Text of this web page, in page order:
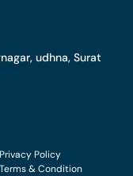
udhna, Surat
Privacy Policy
Terms & Condition